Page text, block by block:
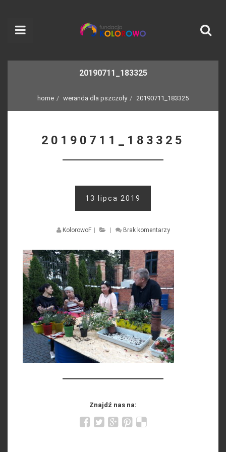
20190711_183325
home weranda dla pszczoły 20190711_183325
20190711_183325
13 lipca 2019
KolorowoF Brak komentarzy
Znajdź nas na: